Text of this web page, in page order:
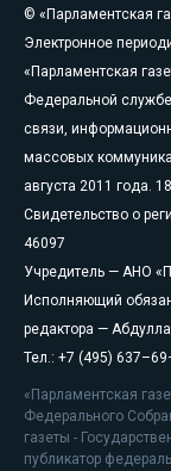
© «Парламентская
Электронное
«Парламентская
Федеральной
связи,
массовых
августа 2011 года.
Свидетельство о
46097
Учредитель — АНО
Исполняющий
редактора —
Тел.: +7 (495)
«Парламентская
Федерального
газеты -
публикатор